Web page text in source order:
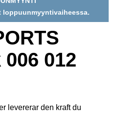
loppuunmyyntivaiheessa.
012
levererar den kraft du